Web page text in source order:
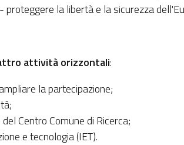
proteggere la libertà e la sicurezza
attività orizzontali:
la partecipazione;
Centro Comune di Ricerca;
e tecnologia (IET).